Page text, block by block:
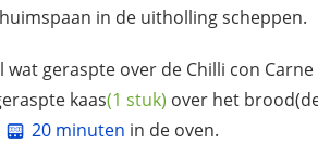
in de uitholling scheppen.
wat geraspte over de Chilli con
kaas(1 stuk) over het
20 minuten in de oven.